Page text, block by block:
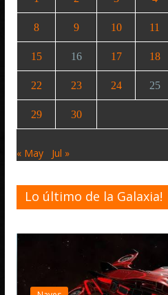
8 9 10 11
15 16 17 18
22 23 24 25
29 30
« May Jul »
Lo último de la Galaxia!